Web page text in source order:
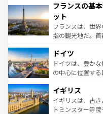
ませてくれるイ
なお、新着のイタ
しい。
文化が根付くこ
れる闘牛、そし
る。首都マドリ
アートに溢れた
せる。地方によ
ンテンツ一覧を
フランスの基
ット
フランスは、世
指の観光地だ。
で、幅広い魅力
聖堂、美しいビ
から魅了する。
いる。シャンパン
香り高いラベン
らに、パリ以外
ドイツ
ドイツは、豊か
の中心に位置す
顔を持つこの国は
ルリンの文化的
してライン川沿
イギリス
イギリスは、古
トミンスター寺